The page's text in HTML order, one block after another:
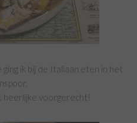
ik bij de Italiaan eten in het
heerlijke voorgerecht!